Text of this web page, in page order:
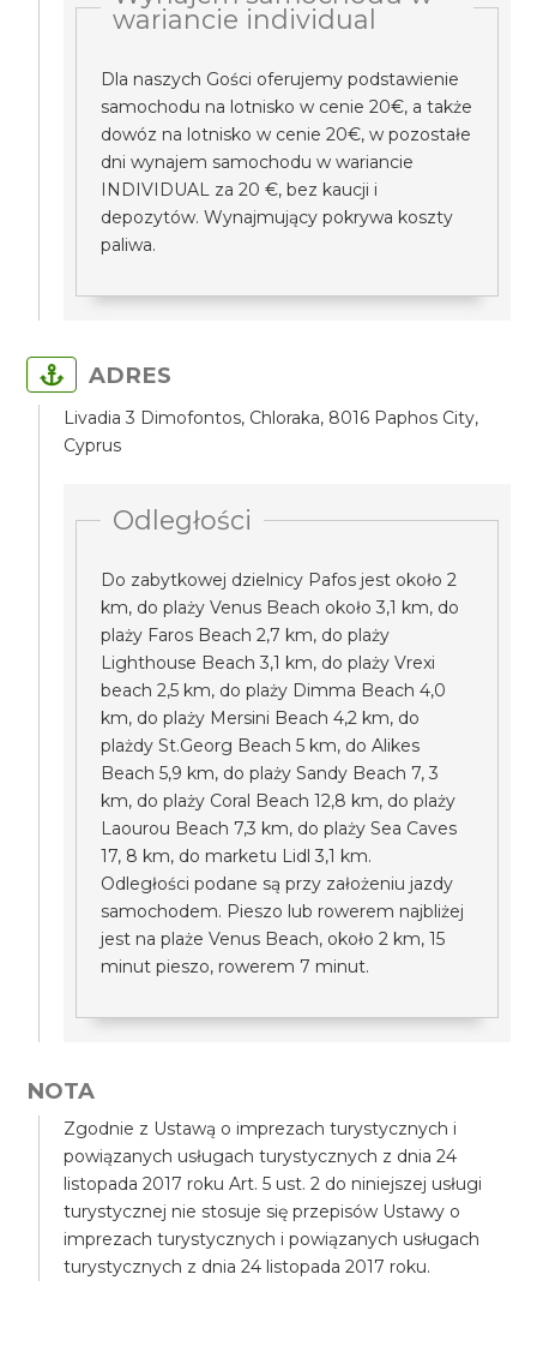
wariancie individual
Dla naszych Gości oferujemy podstawienie
samochodu na lotnisko w cenie 20€, a także
dowóz na lotnisko w cenie 20€, w pozostałe
dni wynajem samochodu w wariancie
INDIVIDUAL za 20 €, bez kaucji i
depozytów. Wynajmujący pokrywa koszty
paliwa.
ADRES
Livadia 3 Dimofontos, Chloraka, 8016 Paphos City,
Cyprus
Odległości
Do zabytkowej dzielnicy Pafos jest około 2
km, do plaży Venus Beach około 3,1 km, do
plaży Faros Beach 2,7 km, do plaży
Lighthouse Beach 3,1 km, do plaży Vrexi
beach 2,5 km, do plaży Dimma Beach 4,0
km, do plaży Mersini Beach 4,2 km, do
plażdy St.Georg Beach 5 km, do Alikes
Beach 5,9 km, do plaży Sandy Beach 7, 3
km, do plaży Coral Beach 12,8 km, do plaży
Laourou Beach 7,3 km, do plaży Sea Caves
17, 8 km, do marketu Lidl 3,1 km.
Odległości podane są przy założeniu jazdy
samochodem. Pieszo lub rowerem najbliżej
jest na plaże Venus Beach, około 2 km, 15
minut pieszo, rowerem 7 minut.
NOTA
Zgodnie z Ustawą o imprezach turystycznych i
powiązanych usługach turystycznych z dnia 24
listopada 2017 roku Art. 5 ust. 2 do niniejszej usługi
turystycznej nie stosuje się przepisów Ustawy o
imprezach turystycznych i powiązanych usługach
turystycznych z dnia 24 listopada 2017 roku.